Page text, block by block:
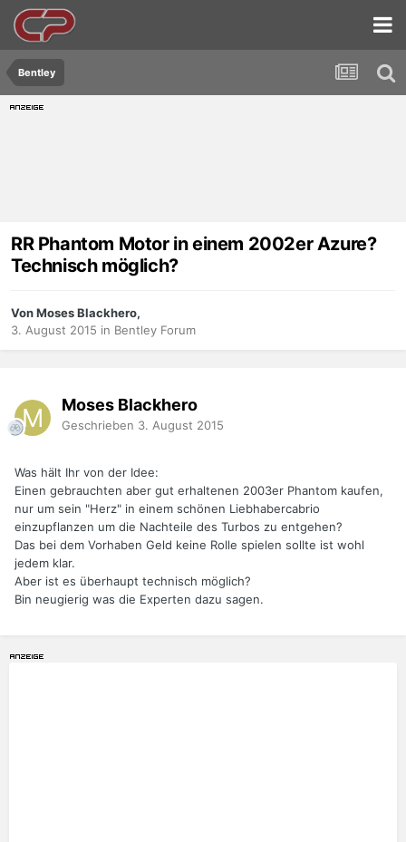
Bentley
RR Phantom Motor in einem 2002er Azure?
Technisch möglich?
Von Moses Blackhero,
3. August 2015 in Bentley Forum
Moses Blackhero
Geschrieben 3. August 2015
Was hält Ihr von der Idee:
Einen gebrauchten aber gut erhaltenen 2003er Phantom kaufen,
nur um sein "Herz" in einem schönen Liebhabercabrio
einzupflanzen um die Nachteile des Turbos zu entgehen?
Das bei dem Vorhaben Geld keine Rolle spielen sollte ist wohl
jedem klar.
Aber ist es überhaupt technisch möglich?
Bin neugierig was die Experten dazu sagen.